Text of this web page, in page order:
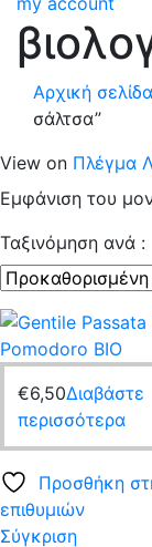
Αρχική σελίδα
σάλτσα”
View on Πλέγμα
Εμφάνιση του
Ταξινόμηση ανά :
€6,50Διαβάστε
περισσότερα
Προσθήκη
επιθυμιών
Σύγκριση